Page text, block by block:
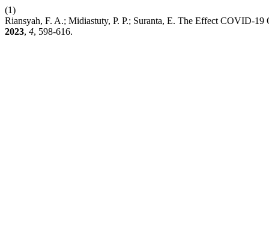
(1)
Riansyah, F. A.; Midiastuty, P. P.; Suranta, E. The Effect COVID-
2023, 4, 598-616.